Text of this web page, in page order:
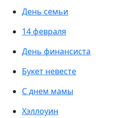
День семьи
14 февраля
День финансиста
Букет невесте
С днем мамы
Хэллоуин